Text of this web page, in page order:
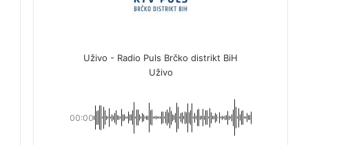
Uživo - Radio Puls Brčko distrikt BiH
Uživo
00:00